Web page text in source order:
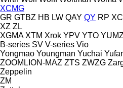
XCMG
GR GTBZ HB LW QAY QY RP XC
XZ ZL
XGMA XTM Xrok YPV YTO YUMZ
B-series SV V-series Vio
Yongmao Youngman Yuchai
ZOOMLION-MAZ ZTS ZWZG
Zeppelin
ZM